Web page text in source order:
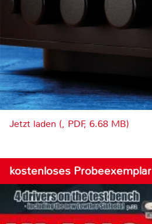
Jetzt laden (, PDF, 6.68 MB)
kostenloses Probeexemplar